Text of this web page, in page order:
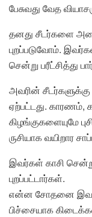
பேசுவது வேத
தனது சீடர்களை
புறப்படுவோம்.
சென்று பரீட்சித்து
அவரின்
ஏற்பட்டது. காரணம்,
கிழங்குகளையுமே
ருசியாக வயிறார
இவர்கள் காசி
புறப்பட்டார்கள்.
என்ன சோதனை
பிச்சையாக